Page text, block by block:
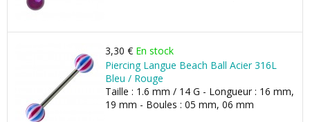
3,30 € En stock
Piercing Langue Beach Ball Acier 316L
Bleu / Rouge
Taille : 1.6 mm / 14 G - Longueur : 16 mm,
19 mm - Boules : 05 mm, 06 mm